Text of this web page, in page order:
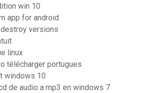
win 10
app for android
versions
linux
télécharger portugues
windows 10
de audio a mp3 en windows 7